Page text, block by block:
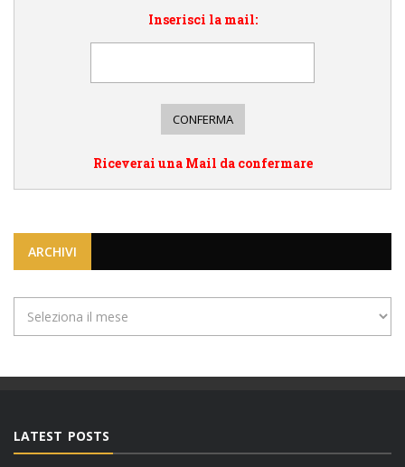
Inserisci la mail:
Riceverai una Mail da confermare
ARCHIVI
LATEST POSTS